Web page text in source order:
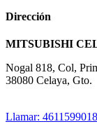
Dirección
MITSUBISHI
Nogal 818, Col,
38080 Celaya, Gto.
Llamar: 4611599018